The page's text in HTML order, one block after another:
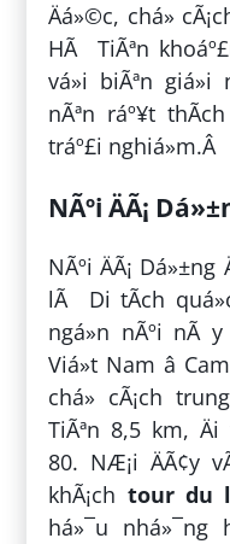
Äá»©c, chá»
HÃ TiÃªn
vá»i biÃªn
nÃªn ráº¥t thÃ­ch
tráº£i nghiá»m.Â
NÃºi ÄÃ¡
NÃºi ÄÃ¡ Dá»±ng
lÃ Di tÃ­ch
ngá»n nÃºi nÃ
Viá»t Nam â
chá» cÃ¡ch
TiÃªn 8,5 km, Äi
80. NÆ¡i ÄÃ¢y
khÃ¡ch tour du
há»¯u nhá»¯ng